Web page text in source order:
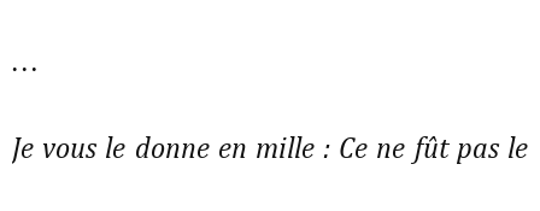
…
Je vous le donne en mille : Ce ne fût pas le